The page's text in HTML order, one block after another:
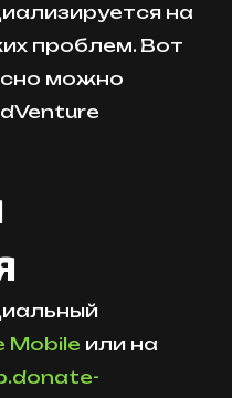
на
проблем. Вот
можно
Mobile или на